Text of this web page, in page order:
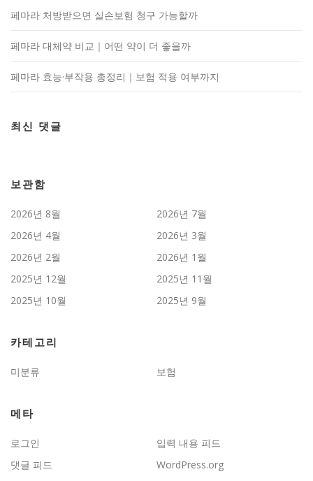
페마라 처방받으면 실손보험 청구 가능할까
페마라 대체약 비교｜어떤 약이 더 좋을까
페마라 효능·부작용 총정리｜보험 적용 여부까지
최신 댓글
보관함
2026년 8월
2026년 7월
2026년 4월
2026년 3월
2026년 2월
2026년 1월
2025년 12월
2025년 11월
2025년 10월
2025년 9월
카테고리
미분류 보험
메타
로그인
입력 내용 피드
댓글 피드
WordPress.org